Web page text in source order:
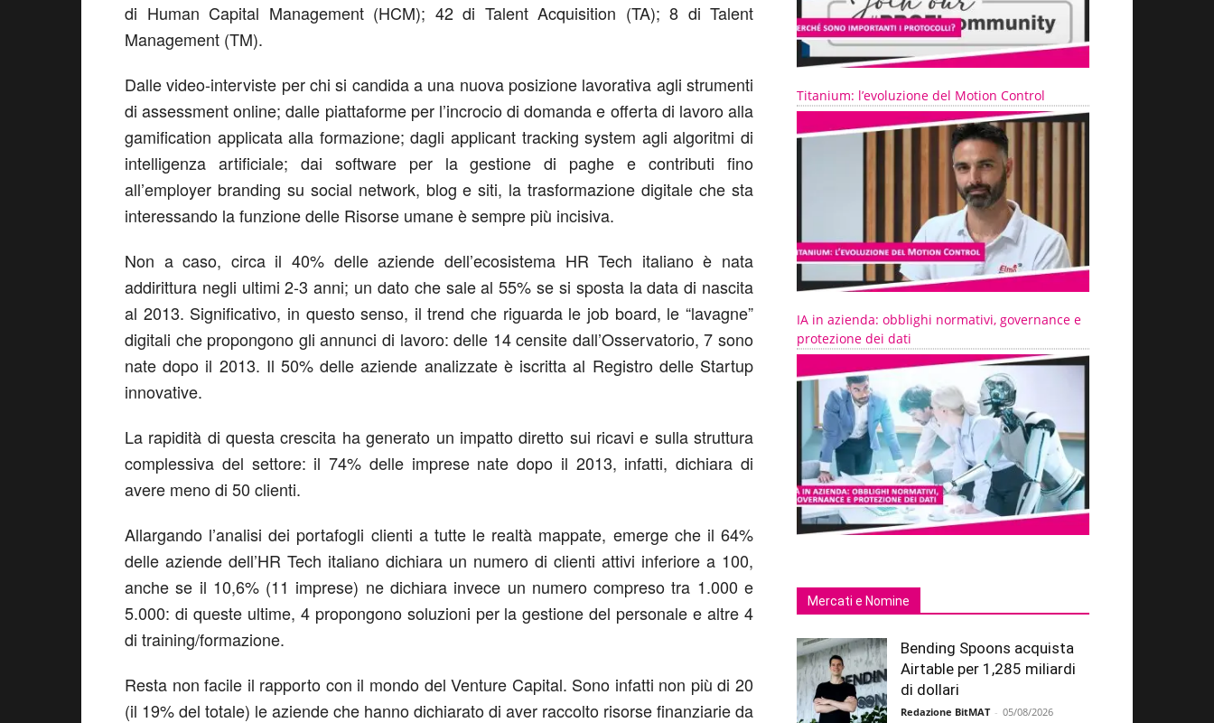
di Human Capital Management (HCM); 42 di Talent Acquisition (TA); 8 di Talent
Management (TM).
Dalle video-interviste per chi si candida a una nuova posizione lavorativa agli strumenti
di assessment online; dalle piattaforme per l’incrocio di domanda e offerta di lavoro alla
gamification applicata alla formazione; dagli applicant tracking system agli algoritmi di
intelligenza artificiale; dai software per la gestione di paghe e contributi fino
all’employer branding su social network, blog e siti, la trasformazione digitale che sta
interessando la funzione delle Risorse umane è sempre più incisiva.
Non a caso, circa il 40% delle aziende dell’ecosistema HR Tech italiano è nata
addirittura negli ultimi 2-3 anni; un dato che sale al 55% se si sposta la data di nascita
al 2013. Significativo, in questo senso, il trend che riguarda le job board, le “lavagne”
digitali che propongono gli annunci di lavoro: delle 14 censite dall’Osservatorio, 7 sono
nate dopo il 2013. Il 50% delle aziende analizzate è iscritta al Registro delle Startup
innovative.
La rapidità di questa crescita ha generato un impatto diretto sui ricavi e sulla struttura
complessiva del settore: il 74% delle imprese nate dopo il 2013, infatti, dichiara di
avere meno di 50 clienti.
Allargando l’analisi dei portafogli clienti a tutte le realtà mappate, emerge che il 64%
delle aziende dell’HR Tech italiano dichiara un numero di clienti attivi inferiore a 100,
anche se il 10,6% (11 imprese) ne dichiara invece un numero compreso tra 1.000 e
5.000: di queste ultime, 4 propongono soluzioni per la gestione del personale e altre 4
di training/formazione.
Resta non facile il rapporto con il mondo del Venture Capital. Sono infatti non più di 20
(il 19% del totale) le aziende che hanno dichiarato di aver raccolto risorse finanziarie da
Titanium: l’evoluzione del Motion Control
IA in azienda: obblighi normativi, governance e
protezione dei dati
Mercati e Nomine
Bending Spoons acquista
Airtable per 1,285 miliardi
di dollari
Redazione BitMAT - 05/08/2026